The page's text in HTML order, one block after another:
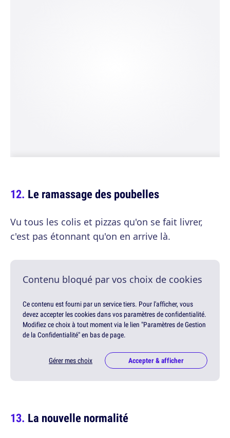
Le ramassage des poubelles
Vu tous les colis et pizzas qu'on se fait livrer,
c'est pas étonnant qu'on en arrive là.
Contenu bloqué par vos choix de cookies
Ce contenu est fourni par un service tiers. Pour l'afficher, vous
devez accepter les cookies dans vos paramètres de confidentialité.
Modifiez ce choix à tout moment via le lien "Paramètres de Gestion
de la Confidentialité" en bas de page.
Gérer mes choix Accepter & afficher
La nouvelle normalité